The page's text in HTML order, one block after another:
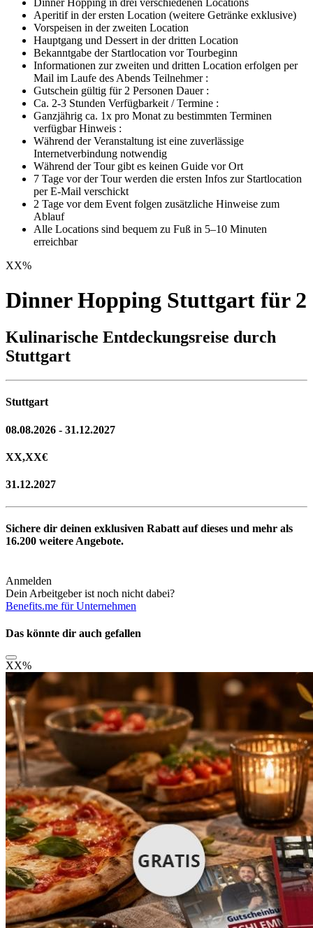
Dinner Hopping in drei verschiedenen Locations
Aperitif in der ersten Location (weitere Getränke exklusive)
Vorspeisen in der zweiten Location
Hauptgang und Dessert in der dritten Location
Bekanntgabe der Startlocation vor Tourbeginn
Informationen zur zweiten und dritten Location erfolgen per
Mail im Laufe des Abends Teilnehmer :
Gutschein gültig für 2 Personen Dauer :
Ca. 2-3 Stunden Verfügbarkeit / Termine :
Ganzjährig ca. 1x pro Monat zu bestimmten Terminen
verfügbar Hinweis :
Während der Veranstaltung ist eine zuverlässige
Internetverbindung notwendig
Während der Tour gibt es keinen Guide vor Ort
7 Tage vor der Tour werden die ersten Infos zur Startlocation
per E-Mail verschickt
2 Tage vor dem Event folgen zusätzliche Hinweise zum
Ablauf
Alle Locations sind bequem zu Fuß in 5–10 Minuten
erreichbar
XX%
Dinner Hopping Stuttgart für 2
Kulinarische Entdeckungsreise durch
Stuttgart
Stuttgart
08.08.2026 - 31.12.2027
XX,XX€
31.12.2027
Sichere dir deinen exklusiven Rabatt auf dieses und mehr als
16.200 weitere Angebote.
Anmelden
Dein Arbeitgeber ist noch nicht dabei?
Benefits.me für Unternehmen
Das könnte dir auch gefallen
XX%